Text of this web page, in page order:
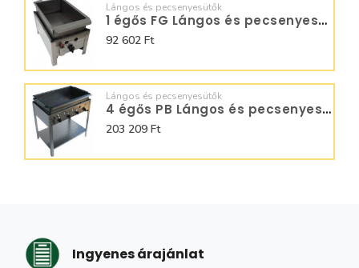
Lángos és pecsenyesütők
1 égős FG Lángos és pecsenyesütő - BGT-1.1 LO
92 602 Ft
Lángos és pecsenyesütők
4 égős PB Lángos és pecsenyesütő - BGS-4 LO
203 209 Ft
Ingyenes árajánlat